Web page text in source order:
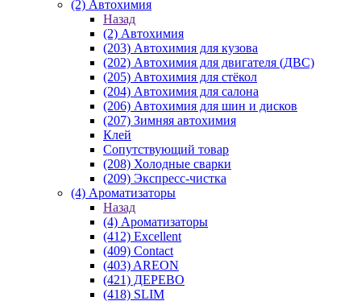
(2) Автохимия
Назад
(2) Автохимия
(203) Автохимия для кузова
(202) Автохимия для двигателя (ДВС)
(205) Автохимия для стёкол
(204) Автохимия для салона
(206) Автохимия для шин и дисков
(207) Зимняя автохимия
Клей
Сопутствующий товар
(208) Холодные сварки
(209) Экспреcс-чистка
(4) Ароматизаторы
Назад
(4) Ароматизаторы
(412) Excellent
(409) Contact
(403) AREON
(421) ДЕРЕВО
(418) SLIM